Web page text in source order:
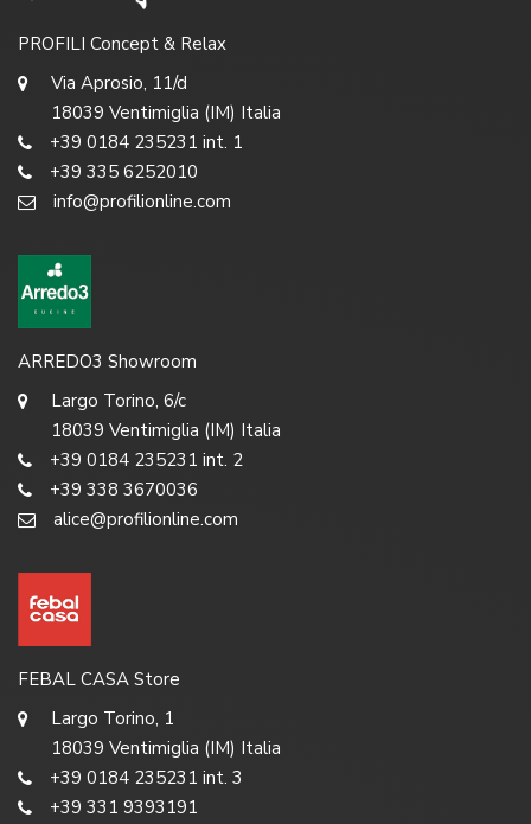
PROFILI Concept & Relax
Via Aprosio, 11/d
18039 Ventimiglia (IM) Italia
+39 0184 235231 int. 1
+39 335 6252010
info@profilionline.com
ARREDO3 Showroom
Largo Torino, 6/c
18039 Ventimiglia (IM) Italia
+39 0184 235231 int. 2
+39 338 3670036
alice@profilionline.com
FEBAL CASA Store
Largo Torino, 1
18039 Ventimiglia (IM) Italia
+39 0184 235231 int. 3
+39 331 9393191